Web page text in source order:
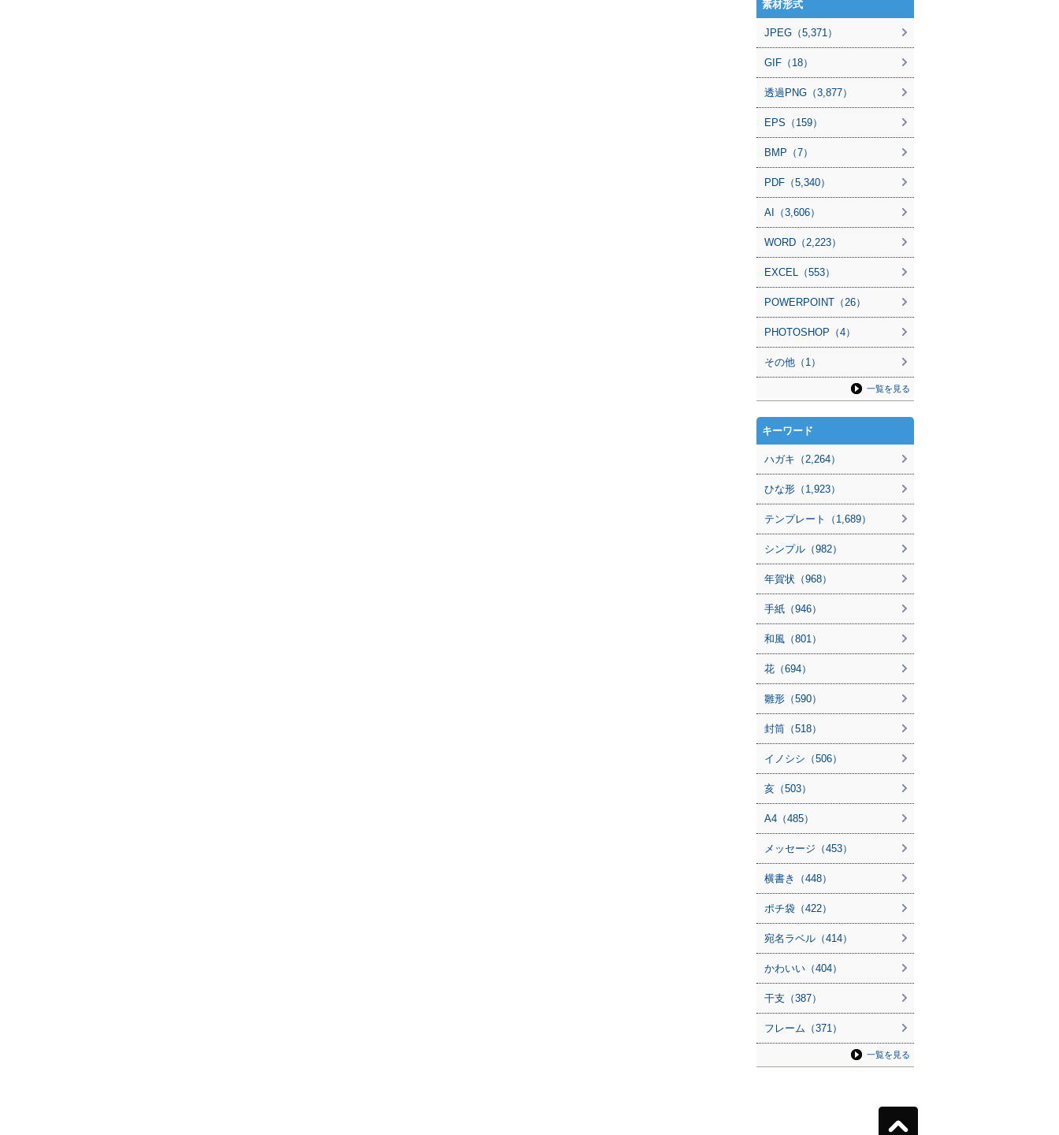
素材形式
JPEG（5,371）
GIF（18）
透過PNG（3,877）
EPS（159）
BMP（7）
PDF（5,340）
AI（3,606）
WORD（2,223）
EXCEL（553）
POWERPOINT（26）
PHOTOSHOP（4）
その他（1）
一覧を見る
キーワード
ハガキ（2,264）
ひな形（1,923）
テンプレート（1,689）
シンプル（982）
年賀状（968）
手紙（946）
和風（801）
花（694）
雛形（590）
封筒（518）
イノシシ（506）
亥（503）
A4（485）
メッセージ（453）
横書き（448）
ポチ袋（422）
宛名ラベル（414）
かわいい（404）
干支（387）
フレーム（371）
一覧を見る